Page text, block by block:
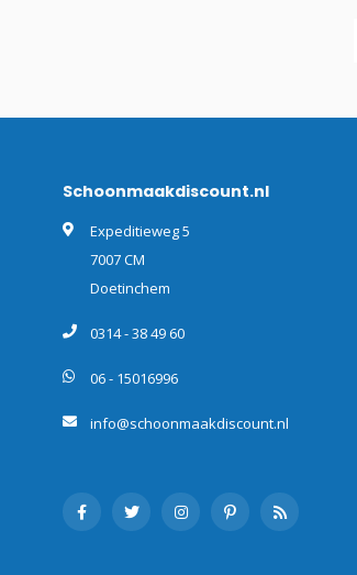
Schoonmaakdiscount.nl
Expeditieweg 5
7007 CM
Doetinchem
0314 - 38 49 60
06 - 15016996
info@schoonmaakdiscount.nl